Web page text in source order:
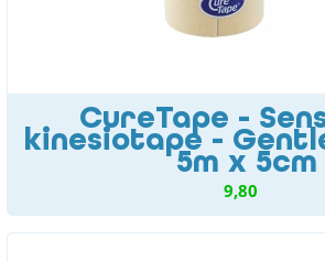
CureTape -
kinesiotape -
5m x 5cm
9,80